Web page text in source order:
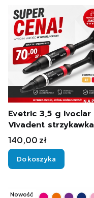
Evetric 3,5 g Ivoclar
Vivadent strzykawka
A2+A3
Cena
140,00 zł
Do koszyka
Nowość